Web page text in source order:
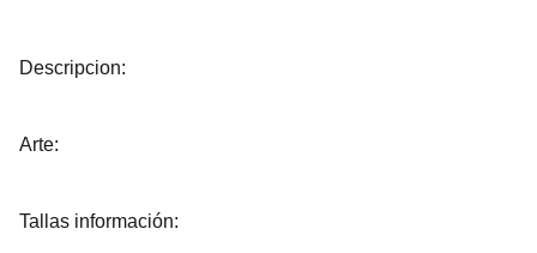
Descripcion:
Arte:
Tallas información: